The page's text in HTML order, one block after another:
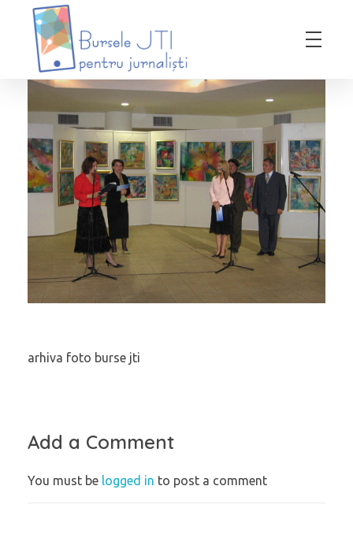
Bursele JTI pentru Jurnalisti
arhiva foto burse jti
Add a Comment
You must be logged in to post a comment